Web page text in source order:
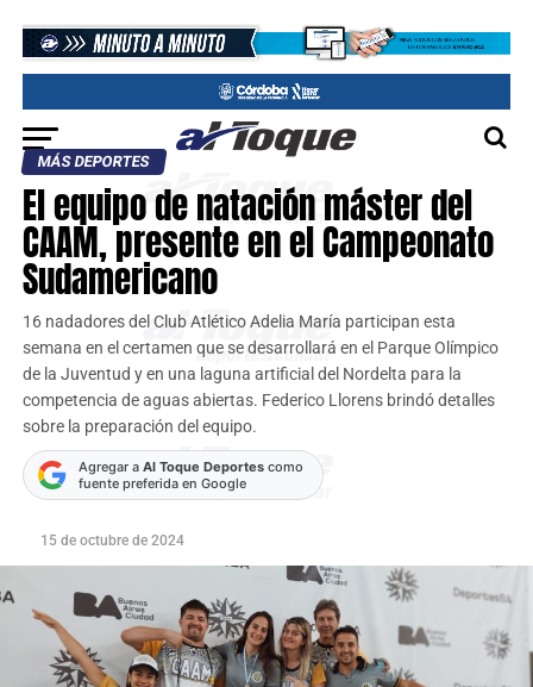
MÁS DEPORTES
El equipo de natación máster del
CAAM, presente en el Campeonato
Sudamericano
16 nadadores del Club Atlético Adelia María participan esta
semana en el certamen que se desarrollará en el Parque Olímpico
de la Juventud y en una laguna artificial del Nordelta para la
competencia de aguas abiertas. Federico Llorens brindó detalles
sobre la preparación del equipo.
Agregar a Al Toque Deportescomo
fuente preferida en Google
15 de octubre de 2024